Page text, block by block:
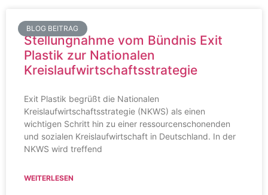
BLOG BEITRAG
Stellungnahme vom Bündnis Exit
Plastik zur Nationalen
Kreislaufwirtschaftsstrategie
Exit Plastik begrüßt die Nationalen
Kreislaufwirtschaftsstrategie (NKWS) als einen
wichtigen Schritt hin zu einer ressourcenschonenden
und sozialen Kreislaufwirtschaft in Deutschland. In der
NKWS wird treffend
WEITERLESEN